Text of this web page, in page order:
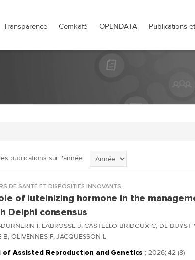
Transparence Cemkafé OPENDATA Publications
publications sur l'année
DE SANTÉ ET DISPOSITIFS INNOVANTS
of luteinizing hormone in the
Delphi consensus
I, LABROSSE J, CASTELLO BRIDOUX C, DE
B, OLIVENNES F, JACQUESSON L.
of Assisted Reproduction and Genetics ; 2026; 42 (8)